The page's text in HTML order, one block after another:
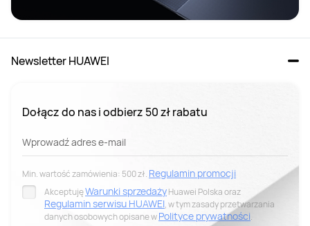
Newsletter HUAWEI
Dołącz do nas i odbierz 50 zł rabatu
Wprowadź adres e-mail
Min. wartość zamówienia: 500 zł. Regulamin promocji
AkceptujęWarunki sprzedażyHuawei Polska oraz
Regulamin serwisu HUAWEI, w tym zasady przetwarzania
danych osobowych opisane wPolityce prywatności.